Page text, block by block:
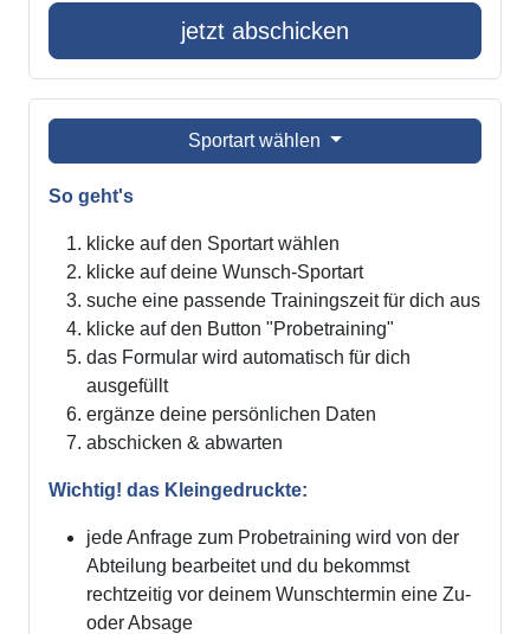
jetzt abschicken
Sportart wählen
So geht's
klicke auf den Sportart wählen
klicke auf deine Wunsch-Sportart
suche eine passende Trainingszeit für dich aus
klicke auf den Button "Probetraining"
das Formular wird automatisch für dich
ausgefüllt
ergänze deine persönlichen Daten
abschicken & abwarten
Wichtig! das Kleingedruckte:
jede Anfrage zum Probetraining wird von der
Abteilung bearbeitet und du bekommst
rechtzeitig vor deinem Wunschtermin eine Zu-
oder Absage